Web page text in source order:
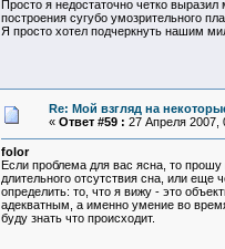
Просто я недостаточно четко
построения сугубо умозрительного
Я просто хотел подчеркнуть нашим
Re: Мой взгляд на
« Ответ #59 : 27 Апреля 2007,
folor
Если проблема для вас ясна, то
длительного отсутствия сна, или еще
определить: то, что я вижу - это
адекватным, а именно умение во
буду знать что происходит.